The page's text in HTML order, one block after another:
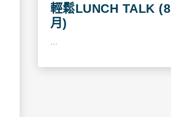
輕鬆LUNCH TALK (8
月)